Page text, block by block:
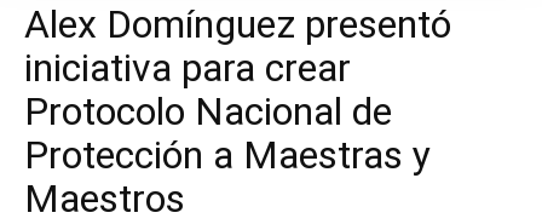
Alex Domínguez presentó
iniciativa para crear
Protocolo Nacional de
Protección a Maestras y
Maestros